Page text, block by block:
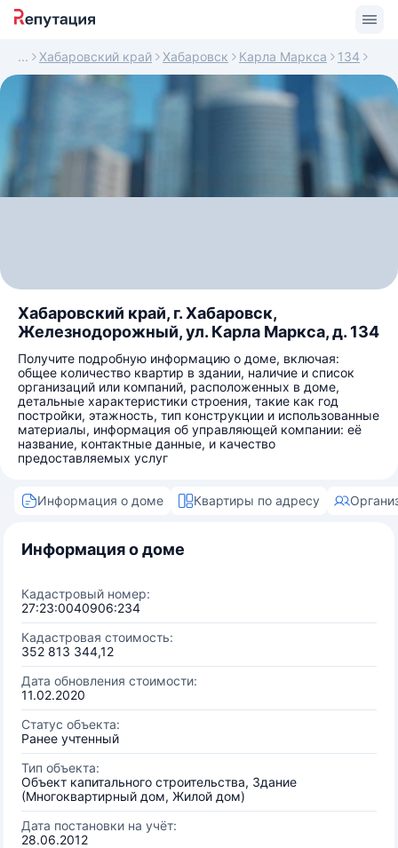
Хабаровский край Хабаровск Карла Маркса 134
Хабаровский край, г. Хабаровск,
Железнодорожный, ул. Карла Маркса, д. 134
Получите подробную информацию о доме, включая:
общее количество квартир в здании, наличие и список
организаций или компаний, расположенных в доме,
детальные характеристики строения, такие как год
постройки, этажность, тип конструкции и использованные
материалы, информация об управляющей компании: её
название, контактные данные, и качество
предоставляемых услуг
Информация о доме Квартиры по адресу
Информация о доме
Кадастровый номер:
27:23:0040906:234
Кадастровая стоимость:
352 813 344,12
Дата обновления стоимости:
11.02.2020
Статус объекта:
Ранее учтенный
Тип объекта:
Объект капитального строительства, Здание
(Многоквартирный дом, Жилой дом)
Дата постановки на учёт:
28.06.2012